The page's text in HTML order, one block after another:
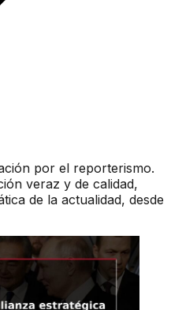
por el reporterismo.
veraz y de calidad,
de la actualidad, desde